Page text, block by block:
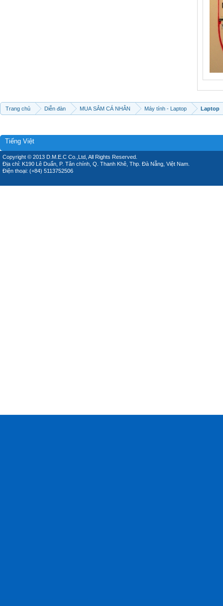
Trang chủ Diễn đàn MUA SẮM CÁ NHÂN Máy tính - Laptop Laptop
Tiếng Việt
Copyright © 2013 D.M.E.C Co.,Ltd, All Rights Reserved.
Địa chỉ: K190 Lê Duẩn, P. Tân chính, Q. Thanh Khê, Thp. Đà Nẵng, Việt Nam.
Điện thoại: (+84) 5113752506